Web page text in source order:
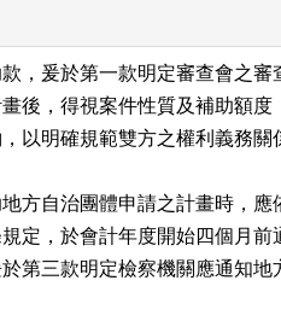
，爰於第一款明定審查會之審
後，得視案件性質及補助額
，以明確規範雙方之權利義務
方自治團體申請之計畫時，
規定，於會計年度開始四個月
於第三款明定檢察機關應通知